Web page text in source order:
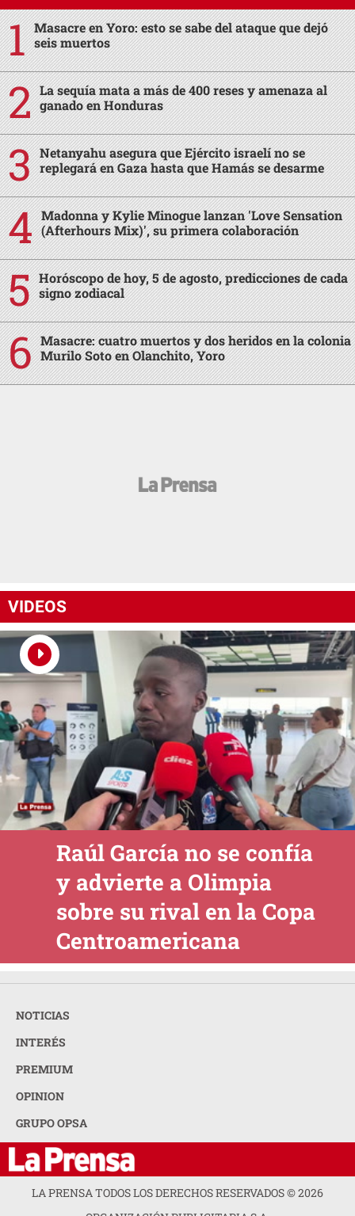
Masacre en Yoro: esto se sabe del ataque que dejó
seis muertos
La sequía mata a más de 400 reses y amenaza al
ganado en Honduras
Netanyahu asegura que Ejército israelí no se
replegará en Gaza hasta que Hamás se desarme
Madonna y Kylie Minogue lanzan 'Love Sensation
(Afterhours Mix)', su primera colaboración
Horóscopo de hoy, 5 de agosto, predicciones de cada
signo zodiacal
Masacre: cuatro muertos y dos heridos en la colonia
Murilo Soto en Olanchito, Yoro
VIDEOS
Raúl García no se confía
y advierte a Olimpia
sobre su rival en la Copa
Centroamericana
NOTICIAS
INTERÉS
PREMIUM
OPINION
GRUPO OPSA
LA PRENSA TODOS LOS DERECHOS RESERVADOS ©2026